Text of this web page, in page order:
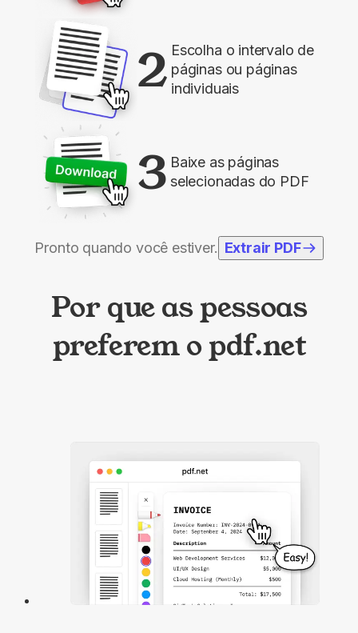
2 Escolha o intervalo de
páginas ou páginas
individuais
3 Baixe as páginas
selecionadas do PDF
Pronto quando você estiver. Extrair PDF
Por que as pessoas
preferem o pdf.net